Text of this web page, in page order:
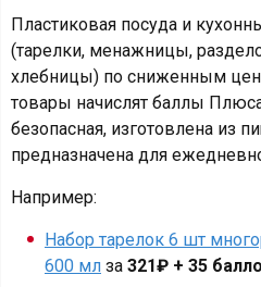
Пластиковая посуда и
(тарелки, менажницы,
хлебницы) по сниженным
товары начислят баллы
безопасная, изготовлена из
предназначена для
Например:
Набор тарелок 6 шт
600 мл за 321₽ + 35